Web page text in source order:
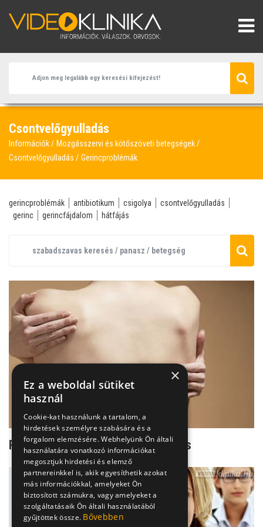
Csontvelőgyulladás
Információk
Mozgásszervi és kötőszöveti betegségek
Csontvelőgyulladás
Gerincproblémák
gerincproblémák antibiotikum csigolya
csontvelőgyulladás
gerinc
gerincfájdalom hátfájás
Rettegett kór: a csontvelőgyulladás
×
Ez a weboldal sütiket
használ
Cookie-kat használunk a tartalom, a
hirdetések személyre szabására és a
forgalom elemzésére. Webhelyünk Ön általi
használatára vonatkozó információkat
megosztjuk hirdetési és elemző
partnereinkkel is, akik egyesíthetik azokat
más információkkal, amelyeket Ön
biztosított számukra, vagy amelyeket a
szolgáltatásaik Ön általi használatából
gyűjtöttek össze. Bővebben